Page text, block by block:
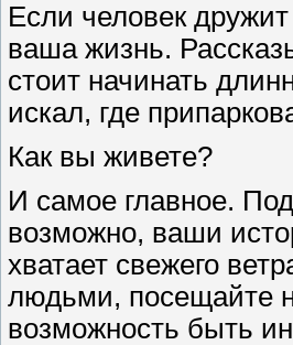
Если человек
ваша жизнь.
стоит начинать
искал, где
Как вы живете?
И самое главное.
возможно, ваши
хватает свежего
людьми, посещайте
возможность быть